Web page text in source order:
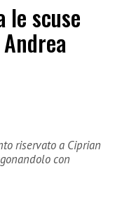
le scuse
riservato a Ciprian
con